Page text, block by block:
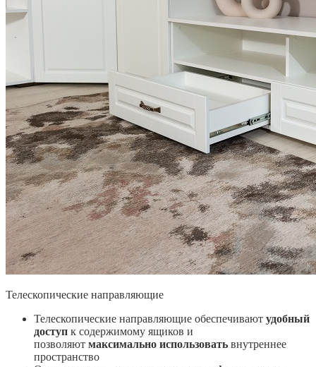
Телескопические направляющие
Телескопические направляющие обеспечивают удобный
доступ к содержимому ящиков и
позволяют максимально использовать внутреннее
пространство